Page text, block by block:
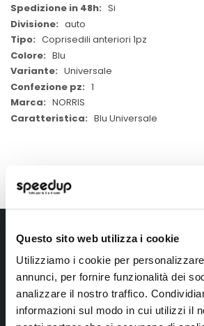
Questo sito web utilizza i cookie
Utilizziamo i cookie per
annunci, per fornire funzionalità dei
analizzare il nostro traffico.
informazioni sul modo in cui utilizzi il
Si
auto
Coprisedili anteriori 1pz
Blu
Universale
1
NORRIS
Blu Universale
Iscriviti alla
Ricevi subito uno sconto del 10% per il tuo